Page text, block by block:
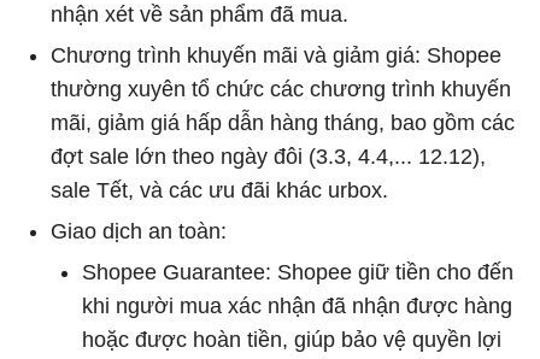
nhận xét về sản phẩm đã mua.
Chương trình khuyến mãi và giảm giá: Shopee
thường xuyên tổ chức các chương trình khuyến
mãi, giảm giá hấp dẫn hàng tháng, bao gồm các
đợt sale lớn theo ngày đôi (3.3, 4.4,... 12.12),
sale Tết, và các ưu đãi khác urbox.
Giao dịch an toàn:
Shopee Guarantee: Shopee giữ tiền cho đến
khi người mua xác nhận đã nhận được hàng
hoặc được hoàn tiền, giúp bảo vệ quyền lợi